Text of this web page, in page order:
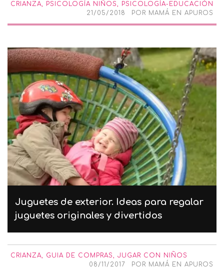
CRIANZA PSICOLOGÍA NIÑOS
PSICOLOGÍA-EDUCACIÓN
21/05/2018
POR MAMÁ EN APUROS
Juguetes de exterior. Ideas para regalar
juguetes originales y divertidos
CRIANZA, GUIA DE COMPRAS, JUGAR CON NIÑOS
08/11/2017
POR MAMÁ EN APUROS